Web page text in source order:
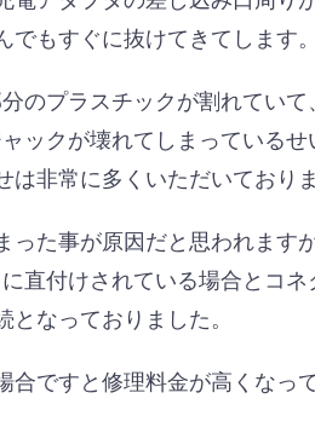
もすぐに抜けてきてします。
のプラスチックが割れていて
ックが壊れてしまっているせ
非常に多くいただいておりま
た事が原因だと思われますが
直付けされている場合とコネ
なっておりました。
合ですと修理料金が高くなっ